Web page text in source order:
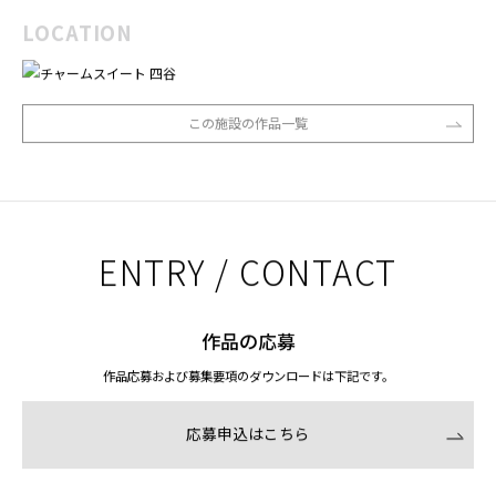
LOCATION
この施設の作品一覧
ENTRY / CONTACT
作品の応募
作品応募および募集要項のダウンロードは下記です。
応募申込はこちら